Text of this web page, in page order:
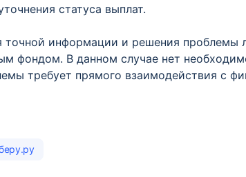
статуса выплат.
точной информации и решения проблемы
фондом. В данном случае нет
требует прямого взаимодействия с